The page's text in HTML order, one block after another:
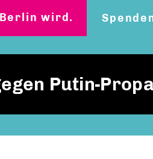
Berlin wird.
Putin-